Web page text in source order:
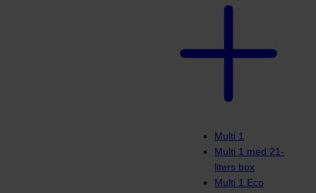
Multi 1
Multi 1 med 21-
liters box
Multi 1 Eco